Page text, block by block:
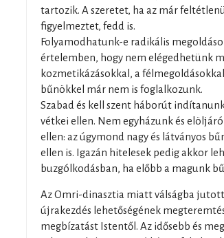
tartozik. A szeretet, ha az már
figyelmeztet, fedd is.
Folyamodhatunk-e radikális
értelemben, hogy nem elégedhetünk
kozmetikázásokkal, a
bűnökkel már nem is foglalkozunk.
Szabad és kell szent háborút
vétkei ellen. Nem egyházunk és
ellen: az úgymond nagy és látványos
ellen is. Igazán hitelesek pedig akkor
buzgólkodásban, ha előbb a magunk
Az Omri-dinasztia miatt válságba
újrakezdés lehetőségének
megbízatást Istentől. Az idősebb és